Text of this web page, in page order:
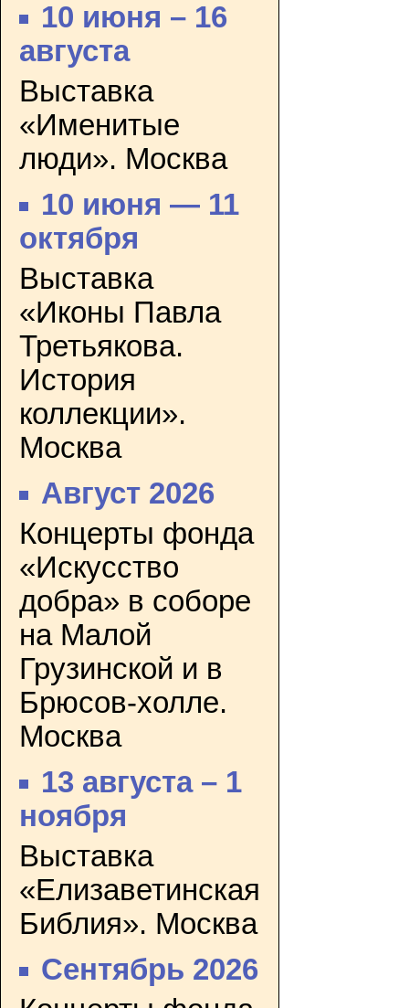
10 июня – 16
августа
Выставка
«Именитые
люди». Москва
10 июня — 11
октября
Выставка
«Иконы Павла
Третьякова.
История
коллекции».
Москва
Август 2026
Концерты фонда
«Искусство
добра» в соборе
на Малой
Грузинской и в
Брюсов-холле.
Москва
13 августа – 1
ноября
Выставка
«Елизаветинская
Библия». Москва
Сентябрь 2026